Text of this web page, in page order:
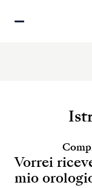
Vorrei
mio